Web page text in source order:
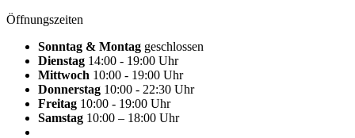
Öffnungszeiten
Sonntag & Montag geschlossen
Dienstag 14:00 - 19:00 Uhr
Mittwoch 10:00 - 19:00 Uhr
Donnerstag 10:00 - 22:30 Uhr
Freitag 10:00 - 19:00 Uhr
Samstag 10:00 – 18:00 Uhr